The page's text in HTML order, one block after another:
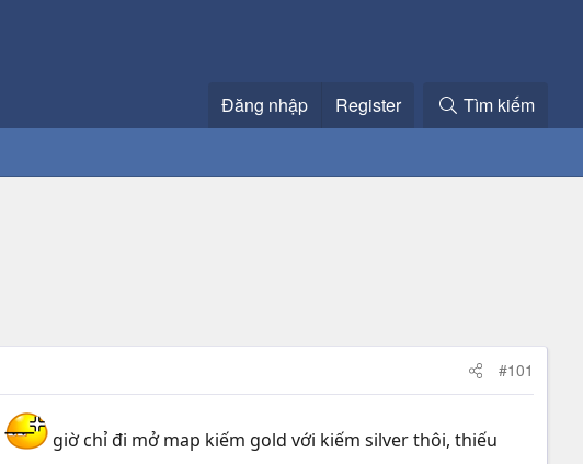
Đăng nhập Register Tìm kiếm
#101
giờ chỉ đi mở map kiếm gold với kiếm silver thôi, thiếu